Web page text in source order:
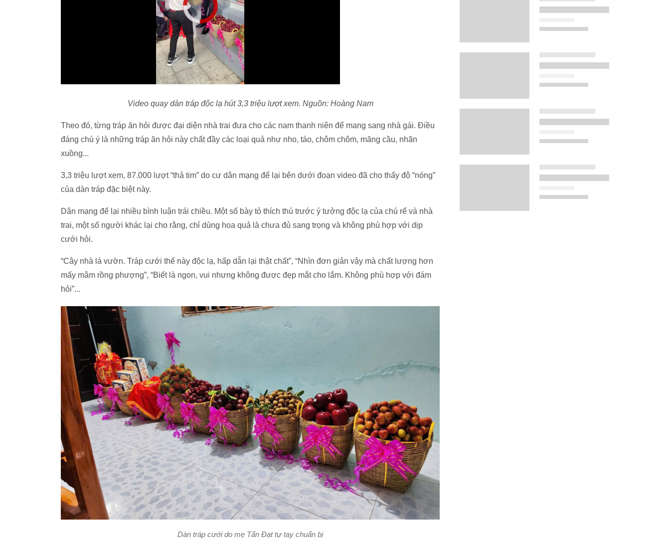
Video quay dàn tráp độc lạ hút 3,3 triệu lượt xem. Nguồn: Hoàng Nam
Theo đó, từng tráp ăn hỏi được đại diện nhà trai đưa cho các nam thanh niên để mang sang nhà gái. Điều
đáng chú ý là những tráp ăn hỏi này chất đầy các loại quả như nho, táo, chôm chôm, mãng cầu, nhãn
xuồng...
3,3 triệu lượt xem, 87.000 lượt “thả tim” do cư dân mạng để lại bên dưới đoạn video đã cho thấy độ “nóng”
của dàn tráp đặc biệt này.
Dân mạng để lại nhiều bình luận trái chiều. Một số bày tỏ thích thú trước ý tưởng độc lạ của chú rể và nhà
trai, một số người khác lại cho rằng, chỉ dùng hoa quả là chưa đủ sang trọng và không phù hợp với dịp
cưới hỏi.
“Cây nhà lá vườn. Tráp cưới thế này độc lạ, hấp dẫn lại thật chất”, “Nhìn đơn giản vậy mà chất lượng hơn
mấy mâm rồng phượng”, “Biết là ngon, vui nhưng không được đẹp mắt cho lắm. Không phù hợp với đám
hỏi”...
Dàn tráp cưới do mẹ Tấn Đạt tự tay chuẩn bị